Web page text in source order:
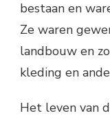
bestaan en
Ze waren
landbouw en
kleding en
Het leven van